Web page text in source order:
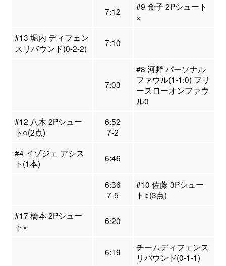
7:12
#9 金子 2Pシュート
×
#13 堀内 ディフェン
スリバウンド(0-2-2)
7:10
7:03
#8 河野 パーソナル
ファウル(1-1:0) フリ
ースローオンファウ
ル0
#12 八木 2Pシュー
ト○(2点)
6:52
7-2
#4 イゾジェ アシス
ト(1本)
6:46
6:36
7-5
#10 佐藤 3Pシュー
ト○(3点)
#17 橋本 2Pシュー
ト×
6:20
6:19
チームディフェンス
リバウンド(0-1-1)